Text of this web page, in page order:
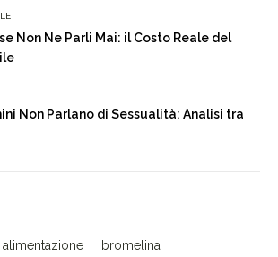
Non Ne Parli Mai: il Costo Reale del
Non Parlano di Sessualità: Analisi tra
alimentazione
bromelina